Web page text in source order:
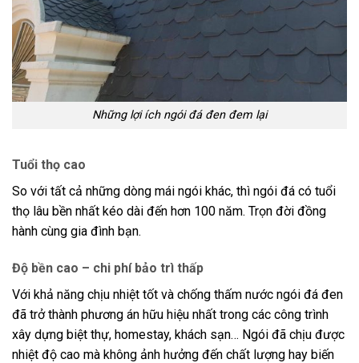
Những lợi ích ngói đá đen đem lại
Tuổi thọ cao
So với tất cả những dòng mái ngói khác, thì ngói đá có tuổi
thọ lâu bền nhất kéo dài đến hơn 100 năm. Trọn đời đồng
hành cùng gia đình bạn.
Độ bền cao – chi phí bảo trì thấp
Với khả năng chịu nhiệt tốt và chống thấm nước ngói đá đen
đã trở thành phương án hữu hiệu nhất trong các công trình
xây dựng biệt thự, homestay, khách sạn… Ngói đã chịu được
nhiệt độ cao mà không ảnh hưởng đến chất lượng hay biến